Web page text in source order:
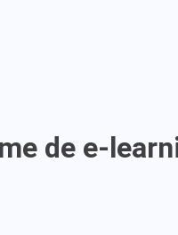
de e-